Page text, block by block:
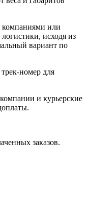
компаниями или
исходя из
вариант по
номер для
и курьерские
заказов.